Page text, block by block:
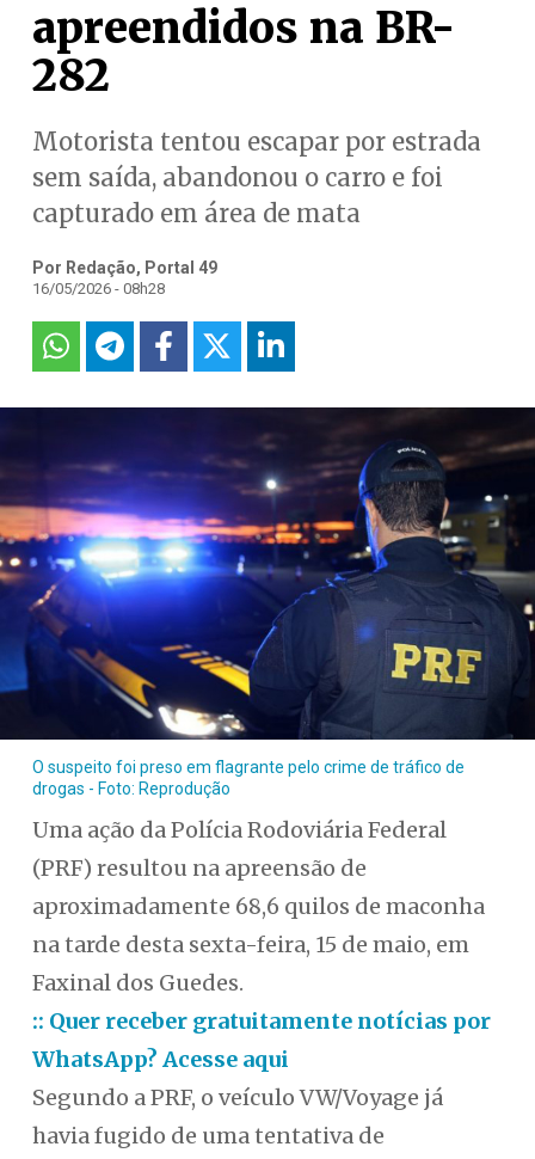
apreendidos na BR-
282
Motorista tentou escapar por estrada
sem saída, abandonou o carro e foi
capturado em área de mata
Por Redação, Portal 49
16/05/2026 - 08h28
O suspeito foi preso em flagrante pelo crime de tráfico de
drogas - Foto: Reprodução
Uma ação da Polícia Rodoviária Federal
(PRF) resultou na apreensão de
aproximadamente 68,6 quilos de maconha
na tarde desta sexta-feira, 15 de maio, em
Faxinal dos Guedes.
:: Quer receber gratuitamente notícias por
WhatsApp? Acesse aqui
Segundo a PRF, o veículo VW/Voyage já
havia fugido de uma tentativa de